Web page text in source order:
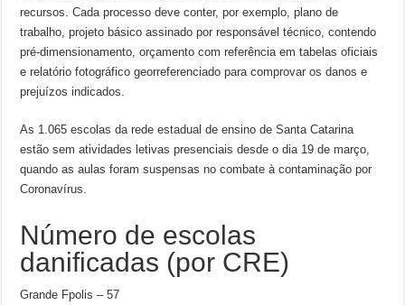
recursos. Cada processo deve conter, por exemplo, plano de
trabalho, projeto básico assinado por responsável técnico, contendo
pré-dimensionamento, orçamento com referência em tabelas oficiais
e relatório fotográfico georreferenciado para comprovar os danos e
prejuízos indicados.
As 1.065 escolas da rede estadual de ensino de Santa Catarina
estão sem atividades letivas presenciais desde o dia 19 de março,
quando as aulas foram suspensas no combate à contaminação por
Coronavírus.
Número de escolas
danificadas (por CRE)
Grande Fpolis – 57